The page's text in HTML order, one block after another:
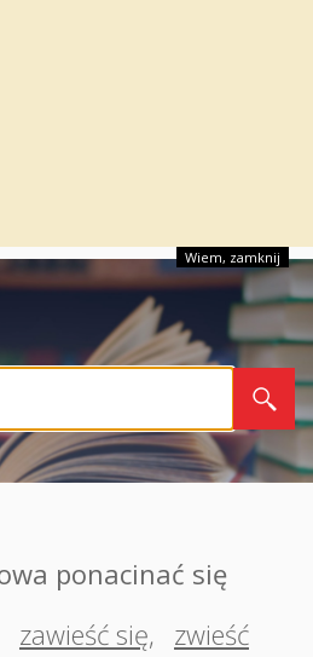
Wiem, zamknij
ponacinać się
zawieść się, zwieść